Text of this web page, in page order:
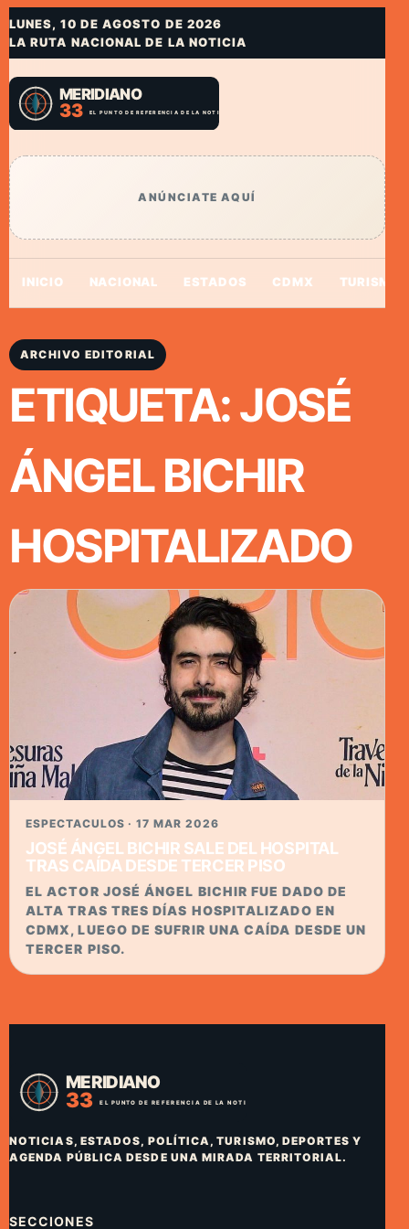
LUNES, 10 DE AGOSTO DE 2026
LA RUTA NACIONAL DE LA NOTICIA
ANÚNCIATE AQUÍ
INICIO NACIONAL ESTADOS CDMX TURISMO
ARCHIVO EDITORIAL
ETIQUETA:JOSÉ
ÁNGEL BICHIR
HOSPITALIZADO
ESPECTACULOS · 17 MAR 2026
JOSÉ ÁNGEL BICHIR SALE DEL HOSPITAL
TRAS CAÍDA DESDE TERCER PISO
EL ACTOR JOSÉ ÁNGEL BICHIR FUE DADO DE
ALTA TRAS TRES DÍAS HOSPITALIZADO EN
CDMX, LUEGO DE SUFRIR UNA CAÍDA DESDE UN
TERCER PISO.
NOTICIAS, ESTADOS, POLÍTICA, TURISMO, DEPORTES Y
AGENDA PÚBLICA DESDE UNA MIRADA TERRITORIAL.
SECCIONES